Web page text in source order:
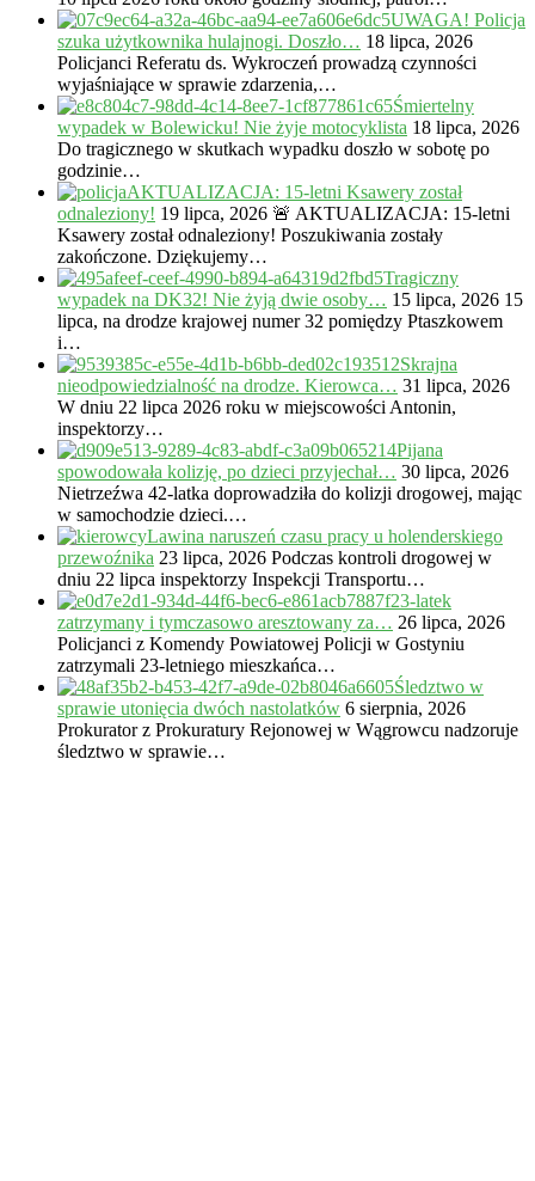
UWAGA! Policja
szuka użytkownika hulajnogi. Doszło… 18 lipca, 2026
Policjanci Referatu ds. Wykroczeń prowadzą czynności
wyjaśniające w sprawie zdarzenia,…
Śmiertelny
wypadek w Bolewicku! Nie żyje motocyklista 18 lipca, 2026
Do tragicznego w skutkach wypadku doszło w sobotę po
godzinie…
AKTUALIZACJA: 15-letni Ksawery został
odnaleziony! 19 lipca, 2026 🚨 AKTUALIZACJA: 15-letni
Ksawery został odnaleziony! Poszukiwania zostały
zakończone. Dziękujemy…
Tragiczny
wypadek na DK32! Nie żyją dwie osoby… 15 lipca, 2026 15
lipca, na drodze krajowej numer 32 pomiędzy Ptaszkowem
i…
Skrajna
nieodpowiedzialność na drodze. Kierowca… 31 lipca, 2026
W dniu 22 lipca 2026 roku w miejscowości Antonin,
inspektorzy…
Pijana
spowodowała kolizję, po dzieci przyjechał… 30 lipca, 2026
Nietrzeźwa 42-latka doprowadziła do kolizji drogowej, mając
w samochodzie dzieci.…
Lawina naruszeń czasu pracy u holenderskiego
przewoźnika 23 lipca, 2026 Podczas kontroli drogowej w
dniu 22 lipca inspektorzy Inspekcji Transportu…
23-latek
zatrzymany i tymczasowo aresztowany za… 26 lipca, 2026
Policjanci z Komendy Powiatowej Policji w Gostyniu
zatrzymali 23-letniego mieszkańca…
Śledztwo w
sprawie utonięcia dwóch nastolatków 6 sierpnia, 2026
Prokurator z Prokuratury Rejonowej w Wągrowcu nadzoruje
śledztwo w sprawie…